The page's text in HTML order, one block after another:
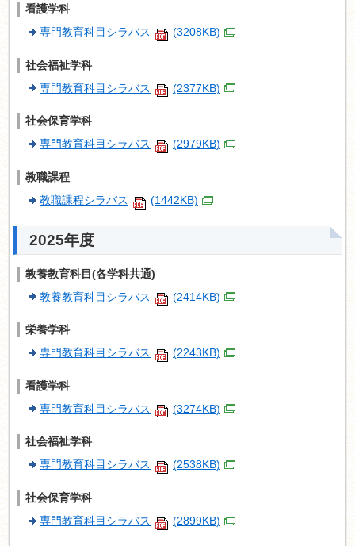
看護学科
専門教育科目シラバス
(3208KB)
社会福祉学科
専門教育科目シラバス
(2377KB)
社会保育学科
専門教育科目シラバス
(2979KB)
教職課程
教職課程シラバス
(1442KB)
2025年度
教養教育科目(各学科共通)
教養教育科目シラバス
(2414KB)
栄養学科
専門教育科目シラバス
(2243KB)
看護学科
専門教育科目シラバス
(3274KB)
社会福祉学科
専門教育科目シラバス
(2538KB)
社会保育学科
専門教育科目シラバス
(2899KB)